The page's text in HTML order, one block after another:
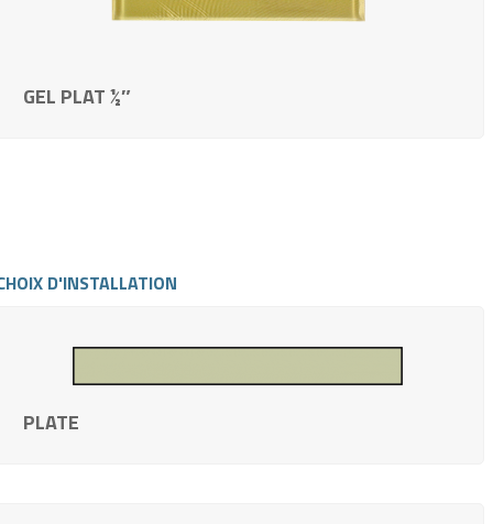
GEL PLAT ½″
PLATE